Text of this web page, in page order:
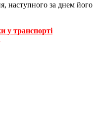
наступного за днем його
у транспорті